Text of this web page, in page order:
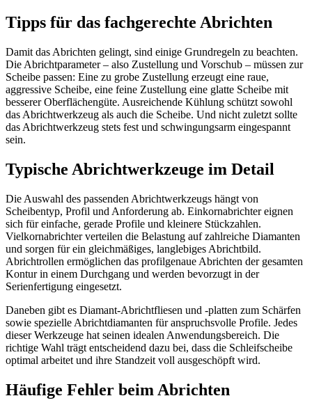
Tipps für das fachgerechte Abrichten
Damit das Abrichten gelingt, sind einige Grundregeln zu beachten.
Die Abrichtparameter – also Zustellung und Vorschub – müssen zur
Scheibe passen: Eine zu grobe Zustellung erzeugt eine raue,
aggressive Scheibe, eine feine Zustellung eine glatte Scheibe mit
besserer Oberflächengüte. Ausreichende Kühlung schützt sowohl
das Abrichtwerkzeug als auch die Scheibe. Und nicht zuletzt sollte
das Abrichtwerkzeug stets fest und schwingungsarm eingespannt
sein.
Typische Abrichtwerkzeuge im Detail
Die Auswahl des passenden Abrichtwerkzeugs hängt von
Scheibentyp, Profil und Anforderung ab. Einkornabrichter eignen
sich für einfache, gerade Profile und kleinere Stückzahlen.
Vielkornabrichter verteilen die Belastung auf zahlreiche Diamanten
und sorgen für ein gleichmäßiges, langlebiges Abrichtbild.
Abrichtrollen ermöglichen das profilgenaue Abrichten der gesamten
Kontur in einem Durchgang und werden bevorzugt in der
Serienfertigung eingesetzt.
Daneben gibt es Diamant-Abrichtfliesen und -platten zum Schärfen
sowie spezielle Abrichtdiamanten für anspruchsvolle Profile. Jedes
dieser Werkzeuge hat seinen idealen Anwendungsbereich. Die
richtige Wahl trägt entscheidend dazu bei, dass die Schleifscheibe
optimal arbeitet und ihre Standzeit voll ausgeschöpft wird.
Häufige Fehler beim Abrichten